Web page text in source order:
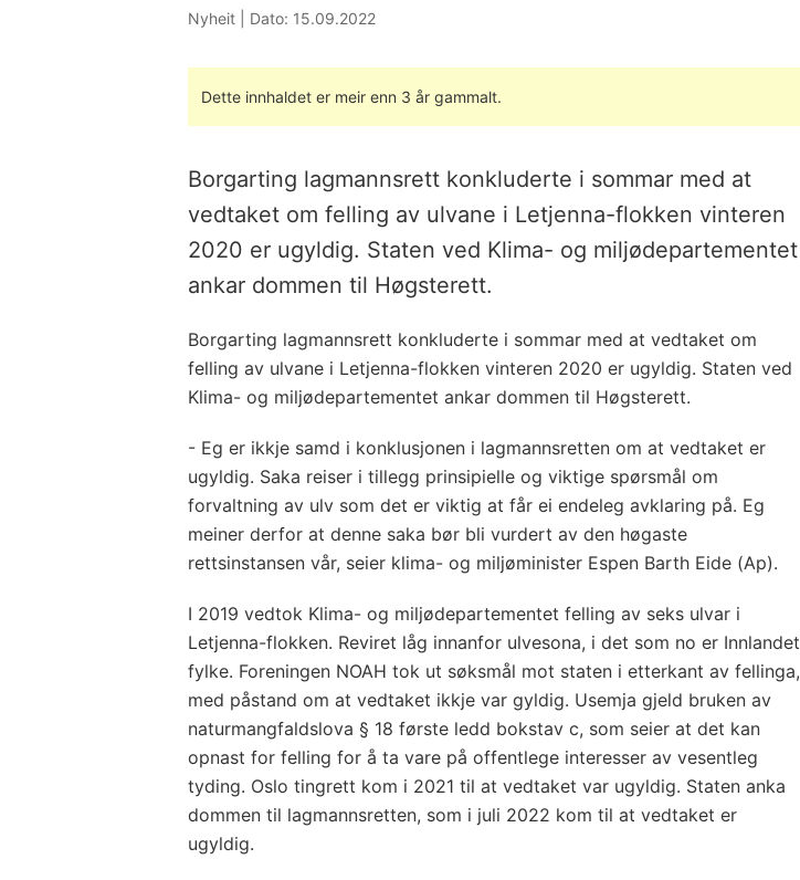
Nyheit | Dato: 15.09.2022
Dette innhaldet er meir enn 3 år gammalt.
Borgarting lagmannsrett konkluderte i sommar med at
vedtaket om felling av ulvane i Letjenna-flokken vinteren
2020 er ugyldig. Staten ved Klima- og miljødepartementet
ankar dommen til Høgsterett.
Borgarting lagmannsrett konkluderte i sommar med at vedtaket om
felling av ulvane i Letjenna-flokken vinteren 2020 er ugyldig. Staten ved
Klima- og miljødepartementet ankar dommen til Høgsterett.
- Eg er ikkje samd i konklusjonen i lagmannsretten om at vedtaket er
ugyldig. Saka reiser i tillegg prinsipielle og viktige spørsmål om
forvaltning av ulv som det er viktig at får ei endeleg avklaring på. Eg
meiner derfor at denne saka bør bli vurdert av den høgaste
rettsinstansen vår, seier klima- og miljøminister Espen Barth Eide (Ap).
I 2019 vedtok Klima- og miljødepartementet felling av seks ulvar i
Letjenna-flokken. Reviret låg innanfor ulvesona, i det som no er Innlandet
fylke. Foreningen NOAH tok ut søksmål mot staten i etterkant av fellinga,
med påstand om at vedtaket ikkje var gyldig. Usemja gjeld bruken av
naturmangfaldslova § 18 første ledd bokstav c, som seier at det kan
opnast for felling for å ta vare på offentlege interesser av vesentleg
tyding. Oslo tingrett kom i 2021 til at vedtaket var ugyldig. Staten anka
dommen til lagmannsretten, som i juli 2022 kom til at vedtaket er
ugyldig.